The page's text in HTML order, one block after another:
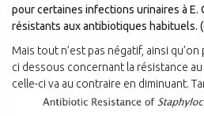
pour certaines infections urinaires à E.
résistants aux antibiotiques habituels.
Mais tout n’est pas négatif, ainsi
ci dessous concernant la résistance
celle-ci va au contraire en diminuant.